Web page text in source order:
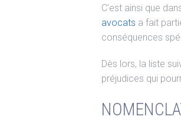
C’est ainsi que
avocats a fait
conséquences
Dès lors, la liste
préjudices qui